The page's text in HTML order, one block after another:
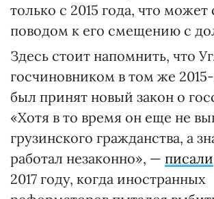
только с 2015 года, что может
поводом к его смещению с
Здесь стоит напомнить, что
госчиновником в том же
был принят новый закон о
«Хотя в то время он еще не
грузинского гражданства, а
работал незаконно», — писали
2017 году, когда иностранных